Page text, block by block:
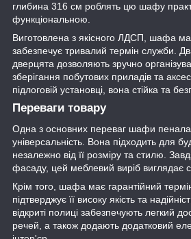
глибина 316 см роблять цю шафу
функціональною.
Виготовлена з якісного ЛДСП, шафа
забезпечує тривалий термін служби.
дверцята дозволяють зручно
зберігання побутових приладів та
підлоговій установці, вона стійка та
Переваги товару
Одна з основних переваг шафи пенала
універсальність. Вона підходить для
незалежно від її розміру та стилю.
фасаду, цей меблевий виріб виглядає
Крім того, шафа має гарантійний
підтверджує її високу якість та
відкриті полиці забезпечують легкий
речей, а також додають додатковий